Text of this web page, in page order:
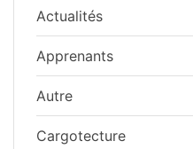
Actualités
Apprenants
Autre
Cargotecture